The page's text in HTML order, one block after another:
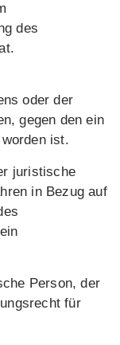
des
oder der
gegen den ein
ist.
juristische
in Bezug auf
Person, der
für